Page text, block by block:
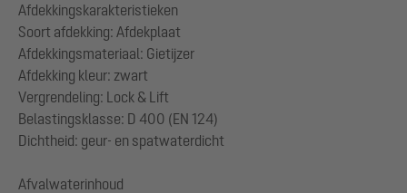
Afdekkingskarakteristieken
Soort afdekking: Afdekplaat
Afdekkingsmateriaal: Gietijzer
Afdekking kleur: zwart
Vergrendeling: Lock & Lift
Belastingsklasse: D 400 (EN 124)
Dichtheid: geur- en spatwaterdicht
Afvalwaterinhoud